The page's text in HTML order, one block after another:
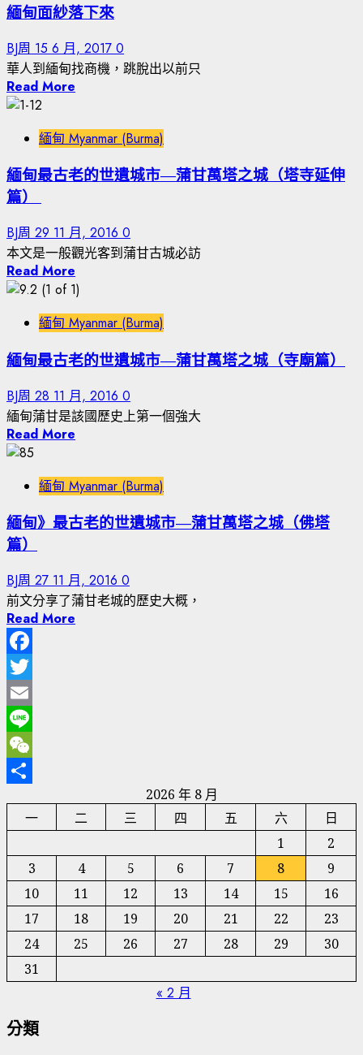
緬甸面紗落下來
BJ周 15 6 月, 2017 0
華人到緬甸找商機，跳脫出以前只
Read More
緬甸 Myanmar (Burma)
緬甸最古老的世遺城市—蒲甘萬塔之城（塔寺延伸
篇）
BJ周 29 11 月, 2016 0
本文是一般觀光客到蒲甘古城必訪
Read More
緬甸 Myanmar (Burma)
緬甸最古老的世遺城市—蒲甘萬塔之城（寺廟篇）
BJ周 28 11 月, 2016 0
緬甸蒲甘是該國歷史上第一個強大
Read More
緬甸 Myanmar (Burma)
緬甸》最古老的世遺城市—蒲甘萬塔之城（佛塔
篇）
BJ周 27 11 月, 2016 0
前文分享了蒲甘老城的歷史大概，
Read More
Facebook
Twitter
Email
Line
WeChat
2026 年 8 月
一
二 三 四 五 六
日
1
2
3
4 5 6 7 8
9
10
11 12 13 14 15
16
17
18 19 20 21 22
23
24
25 26 27 28 29
30
31
« 2 月
分類